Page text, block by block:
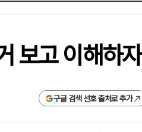
보고 이해하자
구글 검색 선호 출처로 추가